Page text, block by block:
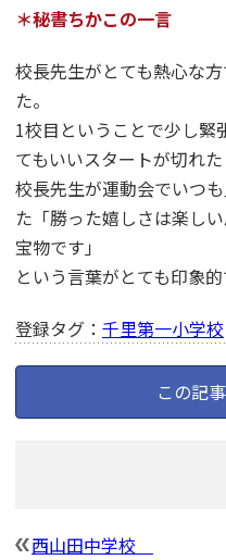
＊秘書ちかこの一言
校長先生がとても熱心な
た。
1校目ということで少し緊
てもいいスタートが切れた
校長先生が運動会でいつ
た「勝った嬉しさは楽し
宝物です」
という言葉がとても印象的
登録タグ： 千里第一小学校
この記
西山田中学校